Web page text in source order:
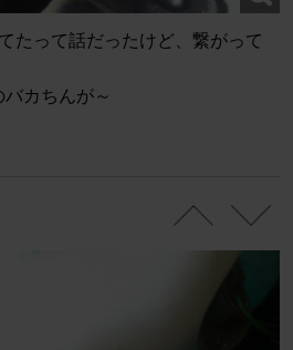
たって話だったけど、繋がって
カちんが～